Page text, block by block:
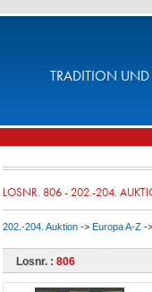
TRADITION UND
LOSNR. 806 - 202.-204.
202.-204. Auktion -> Europa A-Z -
Losnr. : 806